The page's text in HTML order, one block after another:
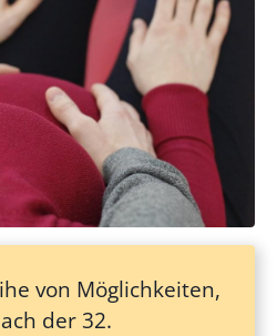
von Möglichkeiten,
der 32.